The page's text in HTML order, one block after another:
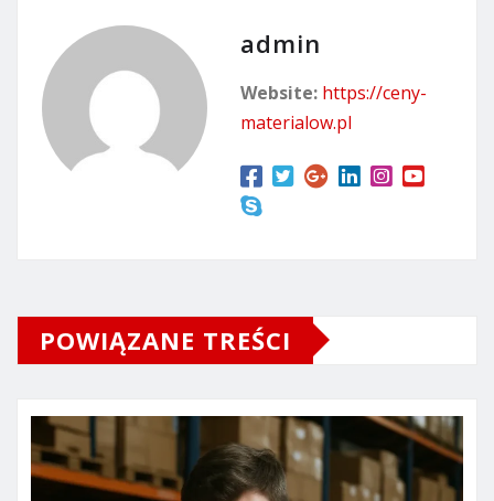
admin
Website: https://ceny-
materialow.pl
POWIĄZANE TREŚCI